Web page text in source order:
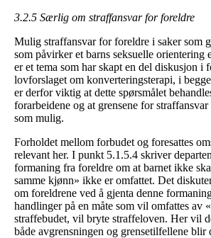
3.2.5 Særlig om straffansvar for foreldre
Mulig straffansvar for foreldre i saker som
som påvirker et barns seksuelle orientering
er et tema som har skapt en del diskusjon i
lovforslaget om konverteringsterapi, i
er derfor viktig at dette spørsmålet
forarbeidene og at grensene for
som mulig.
Forholdet mellom forbudet og foresattes
relevant her. I punkt 5.1.5.4 skriver
formaning fra foreldre om at barnet ikke
samme kjønn» ikke er omfattet. Det
om foreldrene ved å gjenta denne
handlinger på en måte som vil omfattes av
straffebudet, vil bryte straffeloven. Her vil
både avgrensningen og grensetilfellene blir